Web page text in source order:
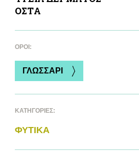
ΟΣΤA
ΌΡΟΙ:
ΓΛΩΣΣΑΡΙ
ΚΑΤΗΓΟΡΙΕΣ:
ΦΥΤΙΚA